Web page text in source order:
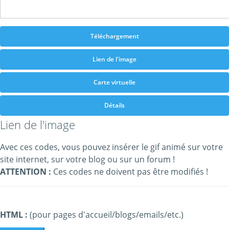
Téléchargement
Lien de l'image
Carte virtuelle
Détails
Lien de l'image
Avec ces codes, vous pouvez insérer le gif animé sur votre
site internet, sur votre blog ou sur un forum !
ATTENTION : Ces codes ne doivent pas être modifiés !
HTML : (pour pages d'accueil/blogs/emails/etc.)